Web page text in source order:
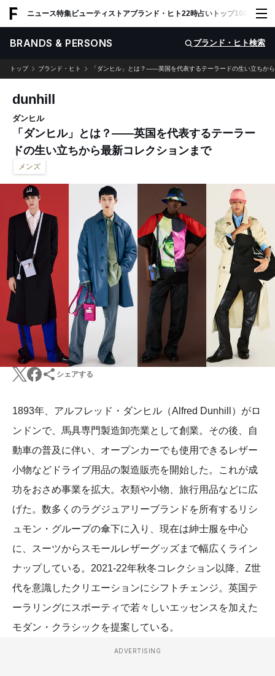
ニュース特集ビューティ ストアブランド・ヒト22時占い トップ100 スナッ
BRANDS & PERSONS ブランド・ヒト検索
トップ ブランド・ヒト 「ダンヒル」とは？——英国を代表するテーラードの生い立ちか
dunhill
ダンヒル
「ダンヒル」とは？——英国を代表するテーラー
ドの生い立ちから最新コレクションまで
メンズ
シェアする
1893年、アルフレッド・ダンヒル（Alfred Dunhill）がロ
ンドンで、馬具専門製造卸売業として創業。その後、自
動車の普及に伴い、オープンカーでも使用できるレザー
小物などドライブ用品の製造販売を開始した。これが成
功をおさめ事業を拡大。衣類や小物、旅行用品などに広
げた。数多くのラグジュアリーブランドを所有するリシ
ュモン・グループの傘下に入り、現在は紳士服を中心
に、スーツからスモールレザーグッズまで幅広くライン
ナップしている。2021-22年秋冬コレクション以降、Z世
代を意識したクリエーションにシフトチェンジ。英国テ
ーラリングにスポーティで若々しいエッセンスを加えた
モダン・クラシックを提案している。
ADVERTISING